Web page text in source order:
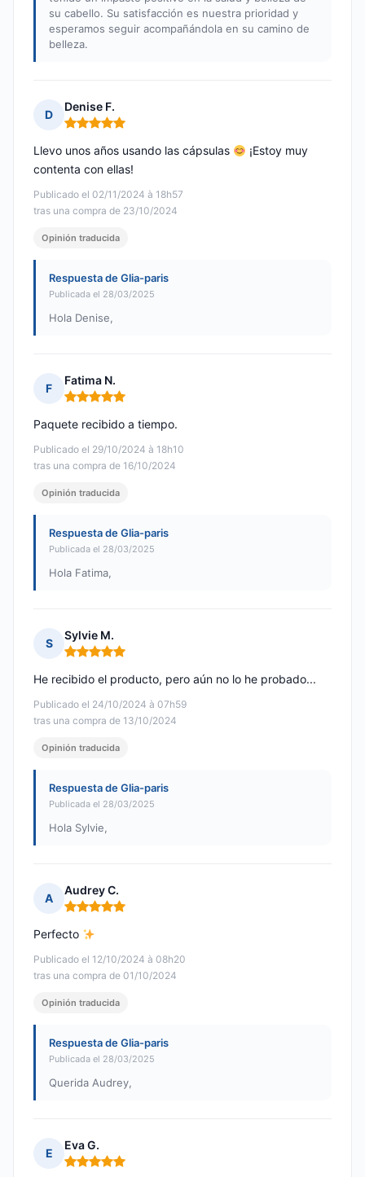
su cabello. Su satisfacción es nuestra prioridad y
esperamos seguir acompañándola en su camino de
belleza.
D
Denise F.
Nota: 5 de 5
Publicado el 02/11/2024 à 18h57
tras una compra de 23/10/2024
Llevo unos años usando las cápsulas
¡Estoy muy
contenta con ellas!
Opinión traducida
Respuesta de Glia-paris
Publicada el 28/03/2025
Hola Denise,
F
Fatima N.
Nota: 5 de 5
Publicado el 29/10/2024 à 18h10
tras una compra de 16/10/2024
Paquete recibido a tiempo.
Opinión traducida
Respuesta de Glia-paris
Publicada el 28/03/2025
Hola Fatima,
S
Sylvie M.
Nota: 5 de 5
Publicado el 24/10/2024 à 07h59
tras una compra de 13/10/2024
He recibido el producto, pero aún no lo he probado...
Opinión traducida
Respuesta de Glia-paris
Publicada el 28/03/2025
Hola Sylvie,
A
Audrey C.
Nota: 5 de 5
Publicado el 12/10/2024 à 08h20
tras una compra de 01/10/2024
Perfecto
Opinión traducida
Respuesta de Glia-paris
Publicada el 28/03/2025
Querida Audrey,
E
Eva G.
Nota: 5 de 5